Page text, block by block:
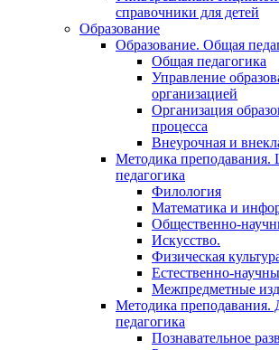
справочники для детей
Образование
Образование. Общая
Общая педагогика
Управление
организацией
Организация
процесса
Внеурочная и
Методика преподавания.
педагогика
Филология
Математика и
Общественно-
Искусство.
Физическая
Естественно-
Межпредметные
Методика преподавания.
педагогика
Познавательное